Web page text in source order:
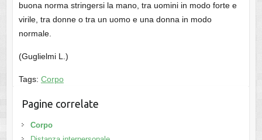
buona norma stringersi la mano, tra uomini in modo forte e
virile, tra donne o tra un uomo e una donna in modo
normale.
(Guglielmi L.)
Tags: Corpo
Pagine correlate
Corpo